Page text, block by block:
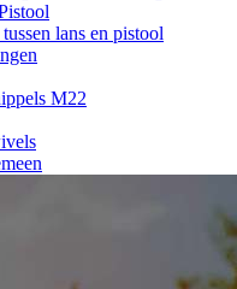
lans en pistool
M22